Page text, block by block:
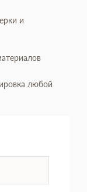
и
любой